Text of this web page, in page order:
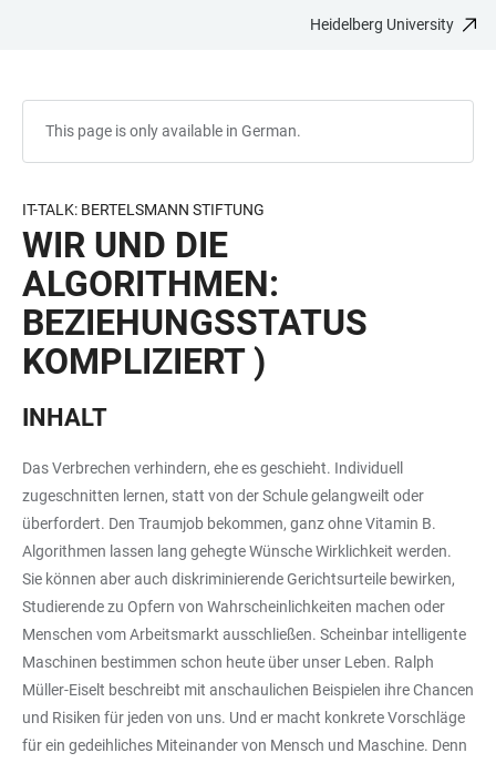
Heidelberg University
This page is only available in German.
IT-TALK: BERTELSMANN STIFTUNG
WIR UND DIE
ALGORITHMEN:
BEZIEHUNGSSTATUS
KOMPLIZIERT )
INHALT
Das Verbrechen verhindern, ehe es geschieht. Individuell
zugeschnitten lernen, statt von der Schule gelangweilt oder
überfordert. Den Traumjob bekommen, ganz ohne Vitamin B.
Algorithmen lassen lang gehegte Wünsche Wirklichkeit werden.
Sie können aber auch diskriminierende Gerichtsurteile bewirken,
Studierende zu Opfern von Wahrscheinlichkeiten machen oder
Menschen vom Arbeitsmarkt ausschließen. Scheinbar intelligente
Maschinen bestimmen schon heute über unser Leben. Ralph
Müller-Eiselt beschreibt mit anschaulichen Beispielen ihre Chancen
und Risiken für jeden von uns. Und er macht konkrete Vorschläge
für ein gedeihliches Miteinander von Mensch und Maschine. Denn